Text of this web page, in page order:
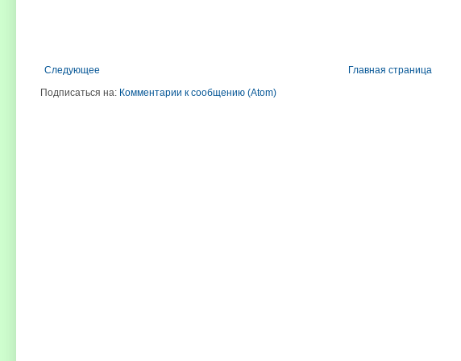
Следующее
Главная страница
Подписаться на: Комментарии к сообщению (Atom)